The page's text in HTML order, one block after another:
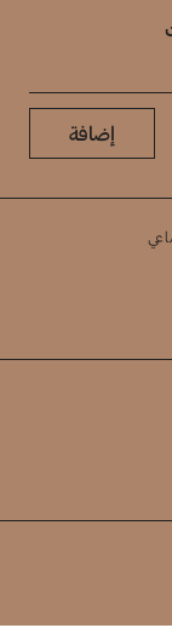
إضافة